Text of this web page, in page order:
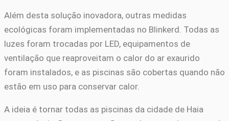
Além desta solução inovadora, outras medidas
ecológicas foram implementadas no Blinkerd. Todas as
luzes foram trocadas por LED, equipamentos de
ventilação que reaproveitam o calor do ar exaurido
foram instalados, e as piscinas são cobertas quando não
estão em uso para conservar calor.
A ideia é tornar todas as piscinas da cidade de Haia